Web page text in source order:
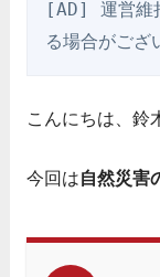
[AD] 運営維
る場合がござ
こんにちは、鈴
今回は自然災害